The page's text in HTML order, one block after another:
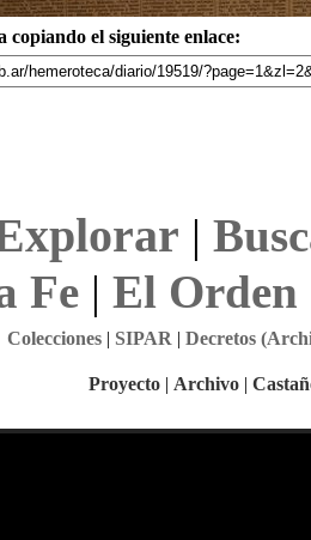
copiando el siguiente enlace:
|
Fe| El Orden
Colecciones| SIPAR | Decretos
Proyecto | Archivo |